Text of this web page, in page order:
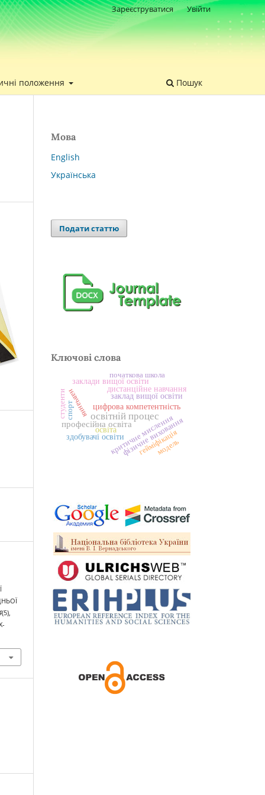
положення Пошук
Зареєструватися Увійти
(5),
Мова
English
Українська
Подати статтю
Ключові слова
освітній процес
професійна освіта
цифрова компетентність
заклад вищої освіти
критичне мислення
дистанційне навчання
освіта фізичне виховання
заклади вищої освіти
здобувачі освіти
навчання
студенти
гейміфікація
початкова школа
модель
спорт